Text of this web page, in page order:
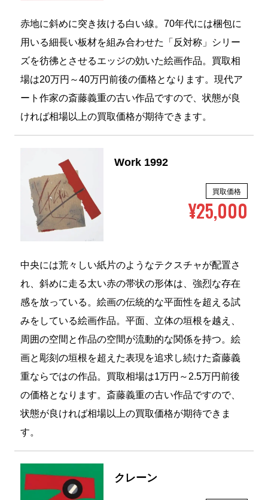
¥400,000
用いる細長い板材を組み合わせた「反対称」シリー
ズを彷彿とさせるエッジの効いた絵画作品。買取相
ければ相場以上の買取価格が期待できます。
¥25,000
中央には荒々しい紙片のようなテクスチャが配置さ
れ、斜めに走る太い赤の帯状の形体は、強烈な存在
感を放っている。絵画の伝統的な平面性を超える試
みをしている絵画作品。平面、立体の垣根を越え、
周囲の空間と作品の空間が流動的な関係を持つ。絵
画と彫刻の垣根を超えた表現を追求し続けた斎藤義
状態が良ければ相場以上の買取価格が期待できま
す。